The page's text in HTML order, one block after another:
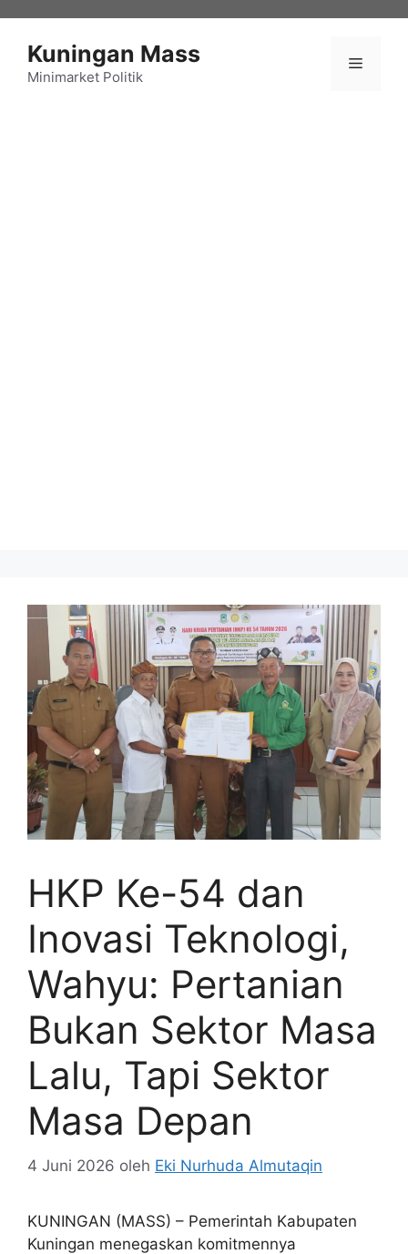
Kuningan Mass
Minimarket Politik
Menu
HKP Ke-54 dan
Inovasi Teknologi,
Wahyu: Pertanian
Bukan Sektor Masa
Lalu, Tapi Sektor
Masa Depan
4 Juni 2026 oleh Eki Nurhuda Almutaqin
KUNINGAN (MASS) – Pemerintah Kabupaten
Kuningan menegaskan komitmennya